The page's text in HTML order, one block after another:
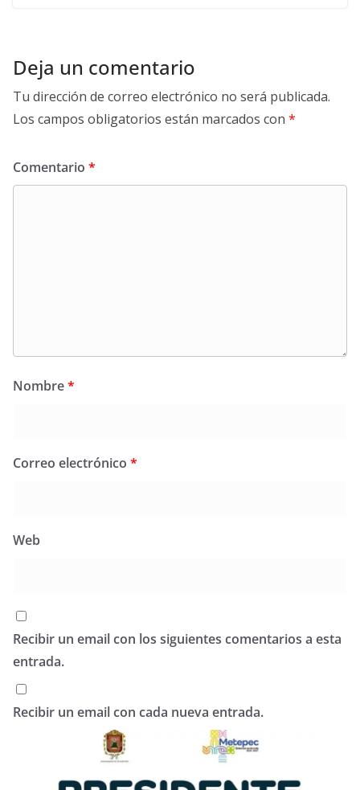
Deja un comentario
Tu dirección de correo electrónico no será publicada.
Los campos obligatorios están marcados con *
Comentario *
Nombre*
Correo electrónico *
Web
Recibir un email con los siguientes comentarios a esta
entrada.
Recibir un email con cada nueva entrada.